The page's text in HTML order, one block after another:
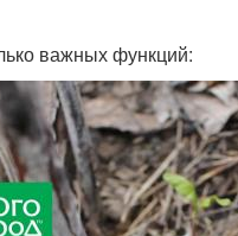
важных функций: